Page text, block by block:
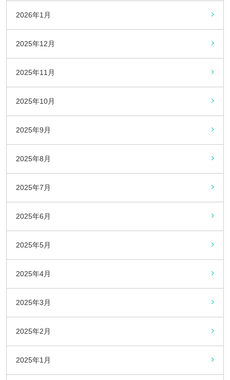
2026年1月
2025年12月
2025年11月
2025年10月
2025年9月
2025年8月
2025年7月
2025年6月
2025年5月
2025年4月
2025年3月
2025年2月
2025年1月